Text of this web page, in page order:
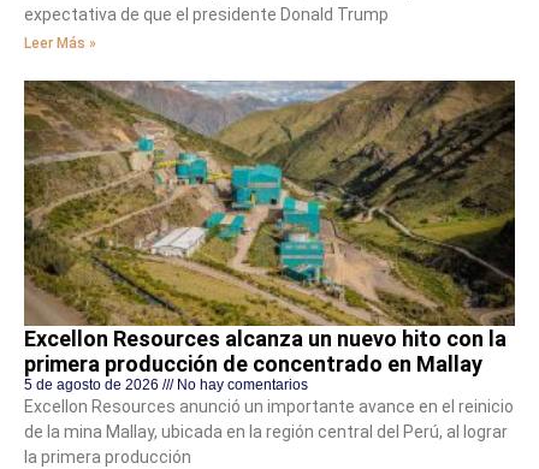
expectativa de que el presidente Donald Trump
Leer Más »
Excellon Resources alcanza un nuevo hito con la
primera producción de concentrado en Mallay
5 de agosto de 2026 No hay comentarios
Excellon Resources anunció un importante avance en el reinicio
de la mina Mallay, ubicada en la región central del Perú, al lograr
la primera producción